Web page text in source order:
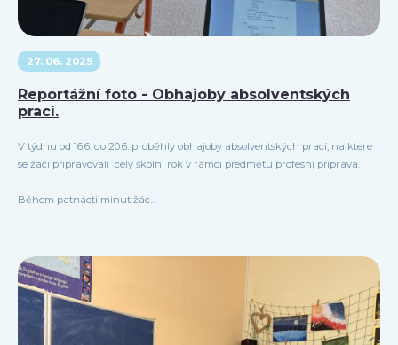
27. 06. 2025
Reportážní foto - Obhajoby absolventských
prací.
V týdnu od 16.6. do 20.6. proběhly obhajoby absolventských prací, na které
se žáci připravovali celý školní rok v rámci předmětu profesní příprava.
Během patnácti minut žác...